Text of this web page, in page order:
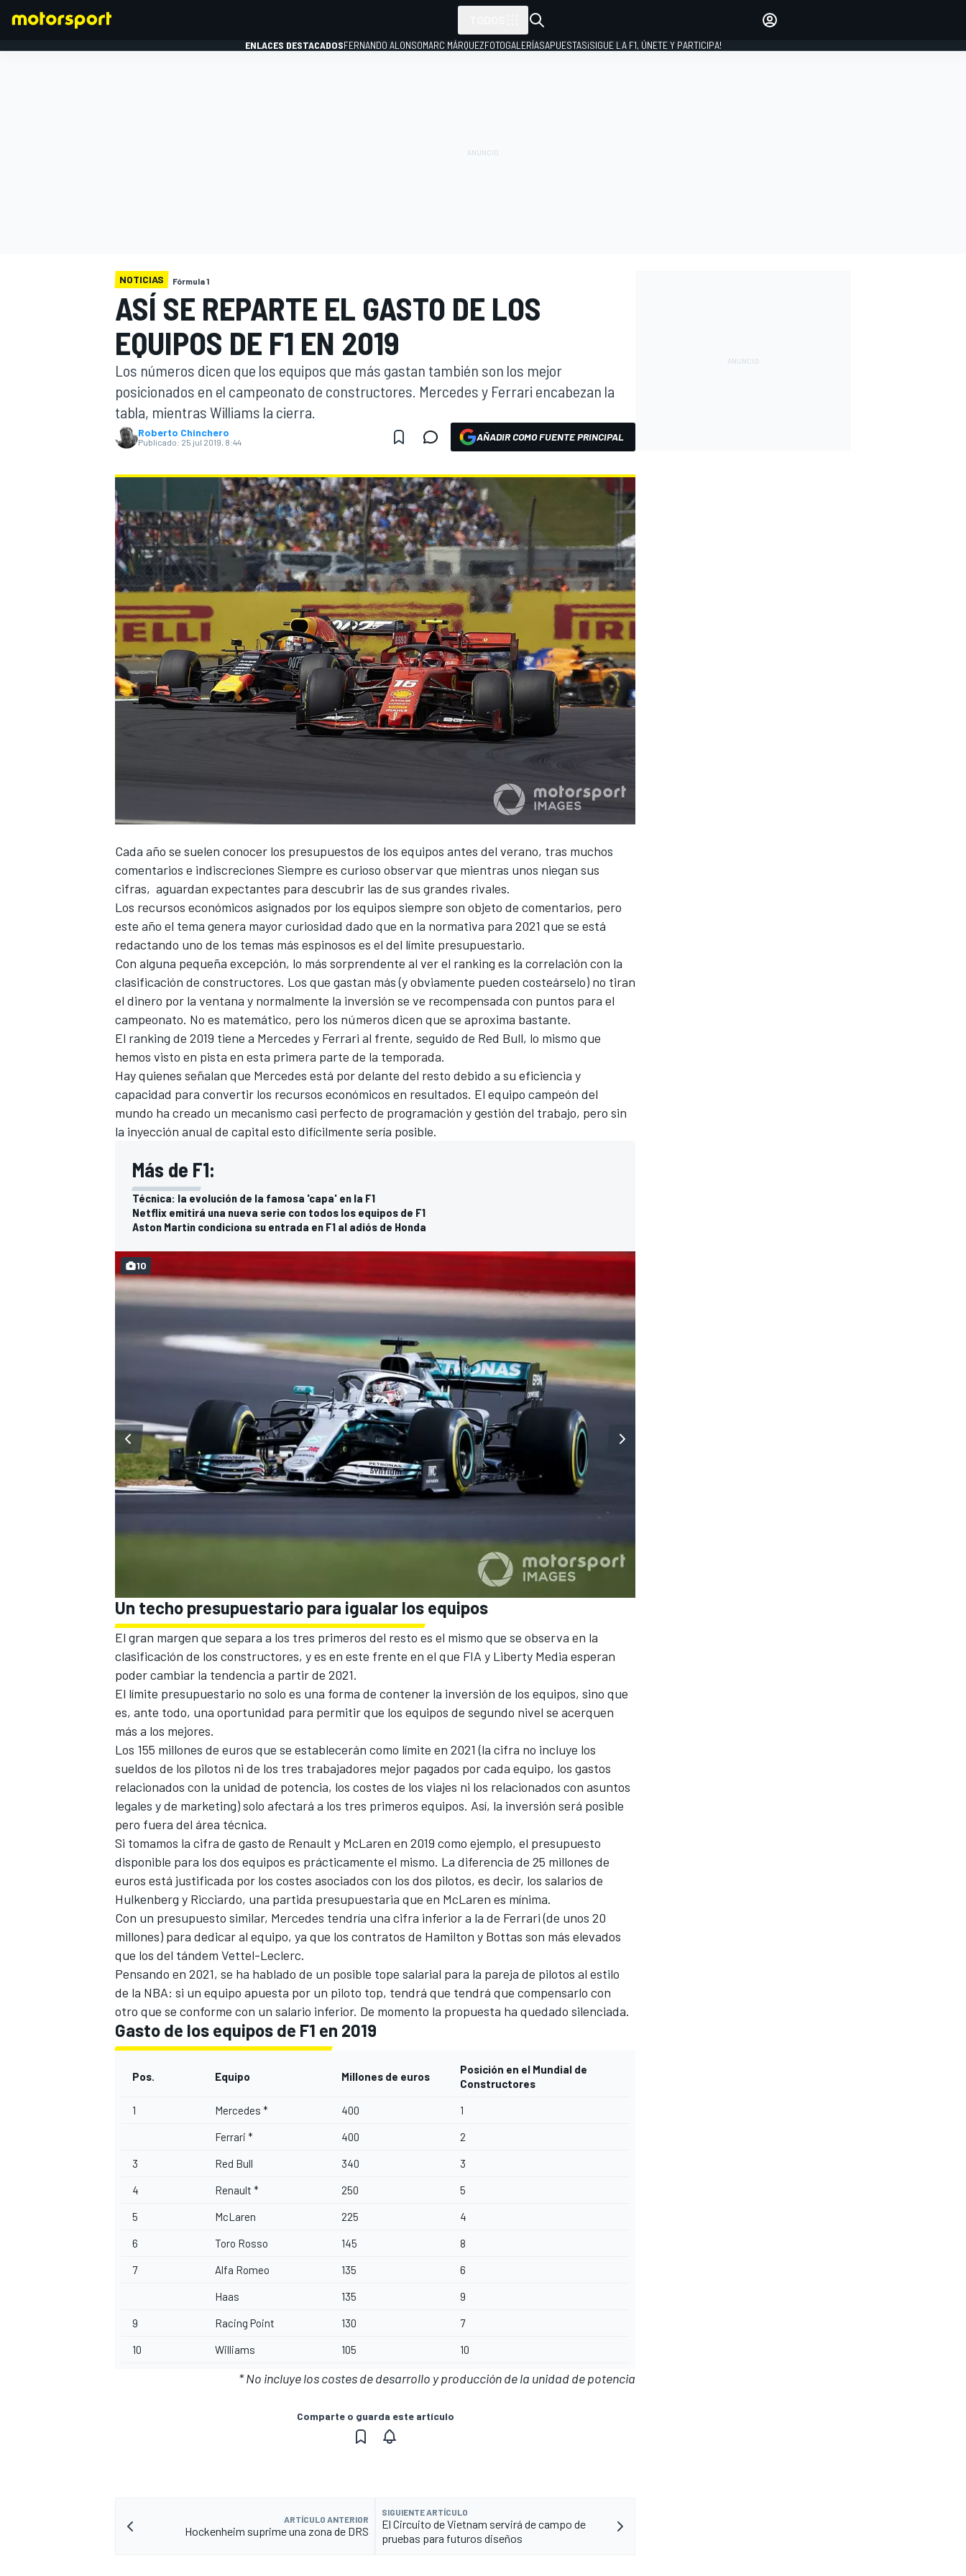
INDYCAR
WEC FÓRMULA E
MÁS CATEGORÍAS
ENLACES DESTACADOSFERNANDO ALONSOMARC MÁRQUEZFOTOGALERÍASAPUESTAS¡SIGUE LA F1, ÚNETE Y PARTICIPA!
NOTICIAS Fórmula 1
ASÍ SE REPARTE EL GASTO DE LOS
EQUIPOS DE F1 EN 2019
Los números dicen que los equipos que más gastan también son los mejor
posicionados en el campeonato de constructores. Mercedes y Ferrari encabezan la
tabla, mientras Williams la cierra.
Roberto Chinchero
Publicado: 25 jul 2019, 8:44 AÑADIR COMO FUENTE PRINCIPAL
Cada año se suelen conocer los presupuestos de los equipos antes del verano, tras muchos
comentarios e indiscreciones Siempre es curioso observar que mientras unos niegan sus
cifras, aguardan expectantes para descubrir las de sus grandes rivales.
Los recursos económicos asignados por los equipos siempre son objeto de comentarios, pero
este año el tema genera mayor curiosidad dado que en la normativa para 2021 que se está
redactando uno de los temas más espinosos es el del límite presupuestario.
Con alguna pequeña excepción, lo más sorprendente al ver el ranking es la correlación con la
clasificación de constructores. Los que gastan más (y obviamente pueden costeárselo) no tiran
el dinero por la ventana y normalmente la inversión se ve recompensada con puntos para el
campeonato. No es matemático, pero los números dicen que se aproxima bastante.
El ranking de 2019 tiene a Mercedes y Ferrari al frente, seguido de Red Bull, lo mismo que
hemos visto en pista en esta primera parte de la temporada.
Hay quienes señalan que Mercedes está por delante del resto debido a su eficiencia y
capacidad para convertir los recursos económicos en resultados. El equipo campeón del
mundo ha creado un mecanismo casi perfecto de programación y gestión del trabajo, pero sin
la inyección anual de capital esto difícilmente sería posible.
Más de F1:
Técnica: la evolución de la famosa 'capa' en la F1
Netflix emitirá una nueva serie con todos los equipos de F1
Aston Martin condiciona su entrada en F1 al adiós de Honda
10
Un techo presupuestario para igualar los equipos
El gran margen que separa a los tres primeros del resto es el mismo que se observa en la
clasificación de los constructores, y es en este frente en el que FIA ​​y Liberty Media esperan
poder cambiar la tendencia a partir de 2021.
El límite presupuestario no solo es una forma de contener la inversión de los equipos, sino que
es, ante todo, una oportunidad para permitir que los equipos de segundo nivel se acerquen
más a los mejores.
Los 155 millones de euros que se establecerán como límite en 2021 (la cifra no incluye los
sueldos de los pilotos ni de los tres trabajadores mejor pagados por cada equipo, los gastos
relacionados con la unidad de potencia, los costes de los viajes ni los relacionados con asuntos
legales y de marketing) solo afectará a los tres primeros equipos. Así, la inversión será posible
pero fuera del área técnica.
Si tomamos la cifra de gasto de Renault y McLaren en 2019 como ejemplo, el presupuesto
disponible para los dos equipos es prácticamente el mismo. La diferencia de 25 millones de
euros está justificada por los costes asociados con los dos pilotos, es decir, los salarios de
Hulkenberg y Ricciardo, una partida presupuestaria que en McLaren es mínima.
Con un presupuesto similar, Mercedes tendría una cifra inferior a la de Ferrari (de unos 20
millones) para dedicar al equipo, ya que los contratos de Hamilton y Bottas son más elevados
que los del tándem Vettel-Leclerc.
Pensando en 2021, se ha hablado de un posible tope salarial para la pareja de pilotos al estilo
de la NBA: si un equipo apuesta por un piloto top, tendrá que tendrá que compensarlo con
otro que se conforme con un salario inferior. De momento la propuesta ha quedado silenciada.
Gasto de los equipos de F1 en 2019
Pos. Equipo Millones de euros
Posición en el Mundial de
Constructores
1 Mercedes * 400 1
Ferrari * 400 2
3 Red Bull 340 3
4 Renault * 250 5
5 McLaren 225 4
6 Toro Rosso 145 8
7 Alfa Romeo 135 6
Haas 135 9
9 Racing Point 130 7
10 Williams 105 10
* No incluye los costes de desarrollo y producción de la unidad de potencia
Comparte o guarda este artículo
ARTÍCULO ANTERIOR
Hockenheim suprime una zona de DRS
SIGUIENTE ARTÍCULO
El Circuito de Vietnam servirá de campo de
pruebas para futuros diseños